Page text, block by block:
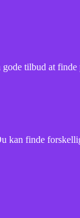
tilbud at
finde